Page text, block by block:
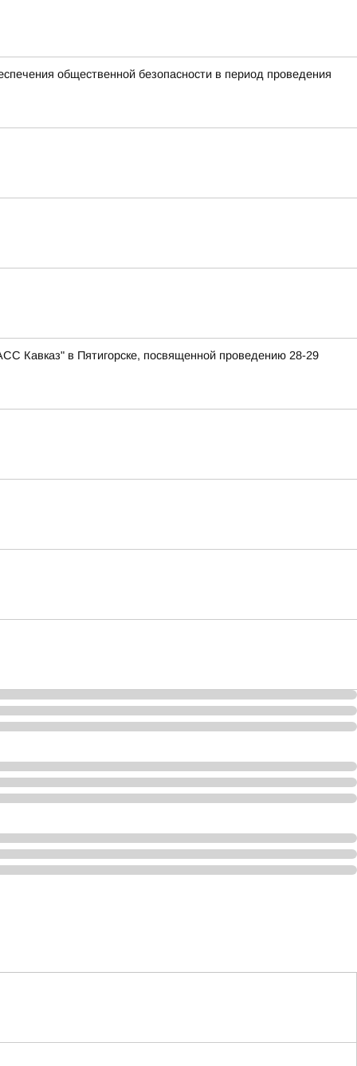
общественной безопасности в период проведения
Кавказ" в Пятигорске, посвященной проведению 28-29